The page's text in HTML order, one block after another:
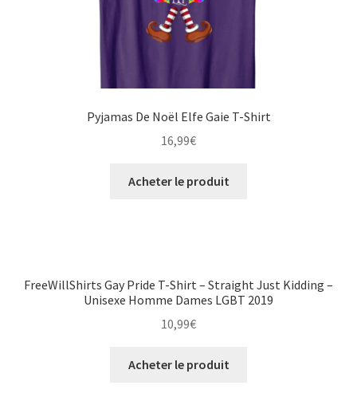
Pyjamas De Noël Elfe Gaie T-Shirt
16,99€
Acheter le produit
FreeWillShirts Gay Pride T-Shirt – Straight Just Kidding –
Unisexe Homme Dames LGBT 2019
10,99€
Acheter le produit